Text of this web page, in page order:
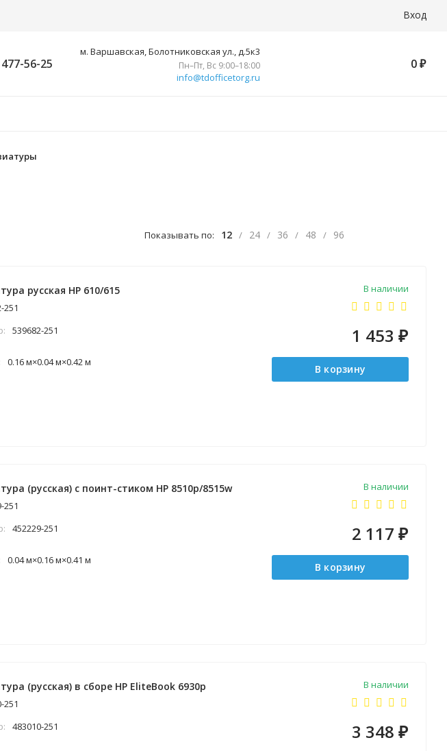
Вход
56-25
м. Варшавская, Болотниковская ул., д.5к3
Пн–Пт, Вс 9:00–18:00
info@tdofficetorg.ru
0 ₽
Показывать по: 12 / 24 / 36 / 48 / 96
русская HP 610/615
251
539682-251
0.16 м×0.04 м×0.42 м
В наличии
1 453 ₽
В корзину
(русская) с поинт-стиком HP 8510p/8515w
251
452229-251
0.04 м×0.16 м×0.41 м
В наличии
2 117 ₽
В корзину
(русская) в сборе HP EliteBook 6930p
251
483010-251
В наличии
3 348 ₽